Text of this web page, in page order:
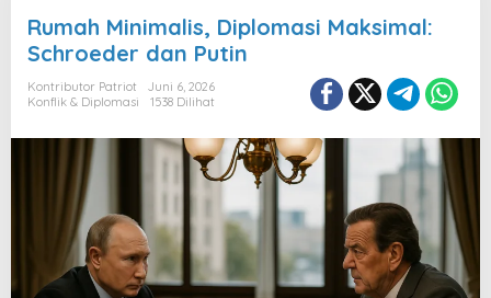
Rumah Minimalis, Diplomasi Maksimal:
Schroeder dan Putin
Kontributor Patriot
Juni 6, 2026
Konflik & Diplomasi
1538 Dilihat